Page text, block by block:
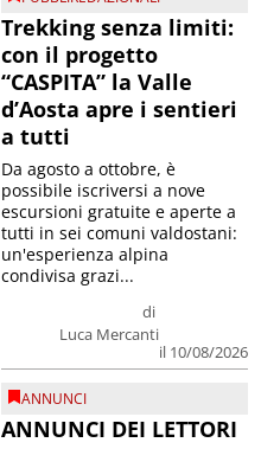
Trekking senza limiti:
con il progetto
“CASPITA” la Valle
d’Aosta apre i sentieri
a tutti
di
Luca Mercanti
il 10/08/2026
Da agosto a ottobre, è
possibile iscriversi a nove
escursioni gratuite e aperte a
tutti in sei comuni valdostani:
un'esperienza alpina
condivisa grazi...
ANNUNCI
ANNUNCI DEI LETTORI